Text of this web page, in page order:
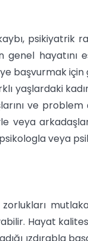
psikiyatrik
genel hayatını
başvurmak için
yaşlardaki
ve
veya
veya
Hayat